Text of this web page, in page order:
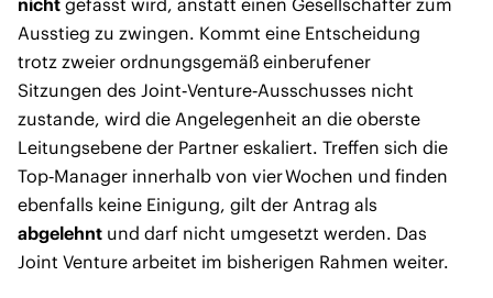
nicht gefasst wird, anstatt einen Gesellschafter zum
Ausstieg zu zwingen. Kommt eine Entscheidung
trotz zweier ordnungsgemäß einberufener
Sitzungen des Joint‑Venture‑Ausschusses nicht
zustande, wird die Angelegenheit an die oberste
Leitungsebene der Partner eskaliert. Treffen sich die
Top‑Manager innerhalb von vier Wochen und finden
ebenfalls keine Einigung, gilt der Antrag als
abgelehnt und darf nicht umgesetzt werden. Das
Joint Venture arbeitet im bisherigen Rahmen weiter.